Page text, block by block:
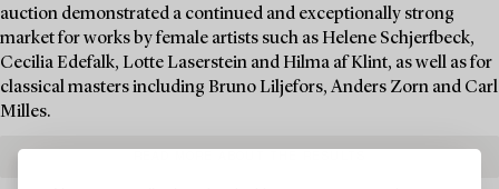
auction demonstrated a continued and exceptionally strong
market for works by female artists such as Helene Schjerfbeck,
Cecilia Edefalk, Lotte Laserstein and Hilma af Klint, as well as for
classical masters including Bruno Liljefors, Anders Zorn and Carl
Milles.